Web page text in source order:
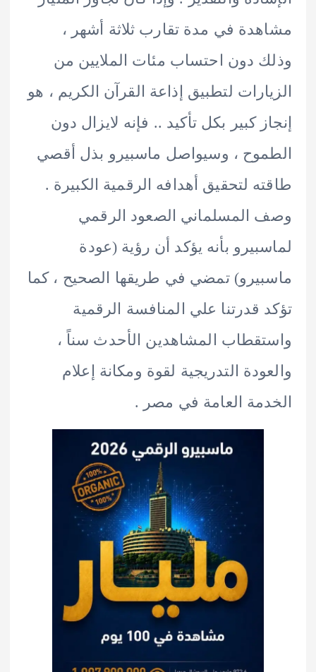
في مدة تقارب ثلاثة أشهر ،
دون احتساب مئات الملايين من
لتطبيق إذاعة القرآن الكريم ، هو
كبير بكل تأكيد .. فإنه لايزال دون
، وسيواصل ماسبيرو بذل أقصي
لتحقيق أهدافه الرقمية الكبيرة .
المسلماني الصعود الرقمي
بأنه يؤكد أن رؤية (عودة
تمضي في طريقها الصحيح ، كما
قدرتنا علي المنافسة الرقمية
المشاهدين الأحدث سناً ،
التدريجية لقوة ومكانة إعلام
العامة في مصر .